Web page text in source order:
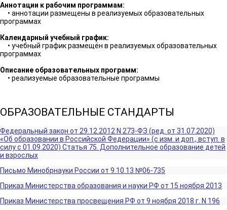
Аннотации к рабочим программам:
• аннотации размещены в реализуемых образовательных
программах
Календарный учебный график:
• учебный график размещён в реализуемых образовательных
программах
Описание образовательных программ:
• реализуемые образовательные программы
ОБРАЗОВАТЕЛЬНЫЕ СТАНДАРТЫ
Федеральный закон от 29.12.2012 N 273-ФЗ (ред. от 31.07.2020)
«Об образовании в Российской Федерации» (с изм. и доп., вступ. в
силу с 01.09.2020) Статья 75. Дополнительное образование детей
и взрослых
Письмо Минобрнауки России от 9.10.13 №06-735
Приказ Министерства образования и науки РФ от 15 ноября 2013
Приказ Министерства просвещения РФ от 9 ноября 2018 г. N 196